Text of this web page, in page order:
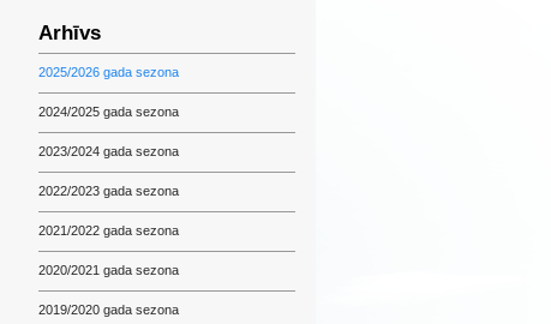
Arhīvs
2025/2026 gada sezona
2024/2025 gada sezona
2023/2024 gada sezona
2022/2023 gada sezona
2021/2022 gada sezona
2020/2021 gada sezona
2019/2020 gada sezona